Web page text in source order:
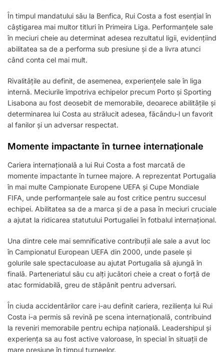
În timpul mandatului său la Benfica, Rui Costa a fost esențial în
câștigarea mai multor titluri în Primeira Liga. Performanțele sale
în meciuri cheie au determinat adesea rezultatul ligii, evidențiind
abilitatea sa de a performa sub presiune și de a livra atunci
când conta cel mai mult.
Rivalitățile au definit, de asemenea, experiențele sale în liga
internă. Meciurile împotriva echipelor precum Porto și Sporting
Lisabona au fost deosebit de memorabile, deoarece abilitățile și
determinarea lui Costa au strălucit adesea, făcându-l un favorit
al fanilor și un adversar respectat.
Momente impactante în turnee internaționale
Cariera internațională a lui Rui Costa a fost marcată de
momente impactante în turnee majore. A reprezentat Portugalia
în mai multe Campionate Europene UEFA și Cupe Mondiale
FIFA, unde performanțele sale au fost critice pentru succesul
echipei. Abilitatea sa de a marca și de a pasa în meciuri cruciale
a ajutat la ridicarea statutului Portugaliei în fotbalul internațional.
Una dintre cele mai semnificative contribuții ale sale a avut loc
în Campionatul European UEFA din 2000, unde pasele și
golurile sale spectaculoase au ajutat Portugalia să ajungă în
finală. Parteneriatul său cu alți jucători cheie a creat o forță de
atac formidabilă, greu de stăpânit pentru adversari.
În ciuda accidentărilor care i-au definit cariera, reziliența lui Rui
Costa i-a permis să revină pe scena internațională, contribuind
la reveniri memorabile pentru echipa națională. Leadershipul și
experiența sa au fost active valoroase, în special în situații de
mare presiune în timpul turneelor.